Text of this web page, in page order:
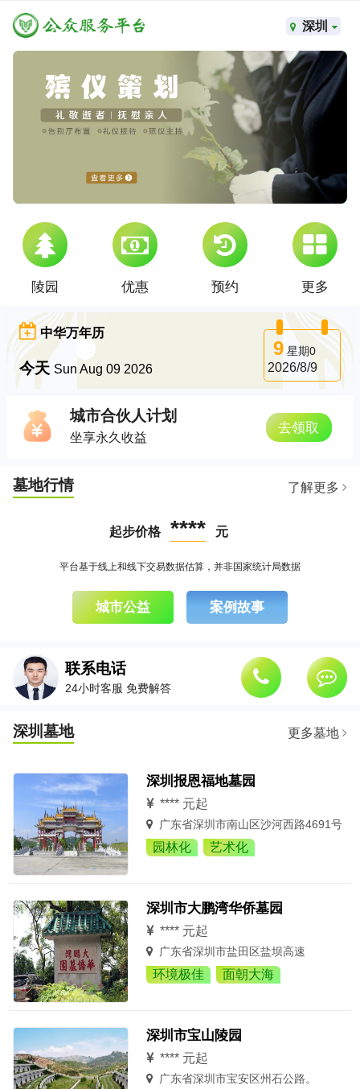
深圳
陵园 优惠 预约 更多
中华万年历
今天 Sun Aug 09 2026
9星期0
2026/8/9
城市合伙人计划
坐享永久收益
去领取
墓地行情 了解更多
起步价格 **** 元
平台基于线上和线下交易数据估算，并非国家统计局数据
城市公益 案例故事
联系电话
24小时客服 免费解答
深圳墓地 更多墓地
深圳报恩福地墓园
**** 元起
广东省深圳市南山区沙河西路4691号
园林化 艺术化
深圳市大鹏湾华侨墓园
**** 元起
广东省深圳市盐田区盐坝高速
环境极佳 面朝大海
深圳市宝山陵园
**** 元起
广东省深圳市宝安区州石公路。